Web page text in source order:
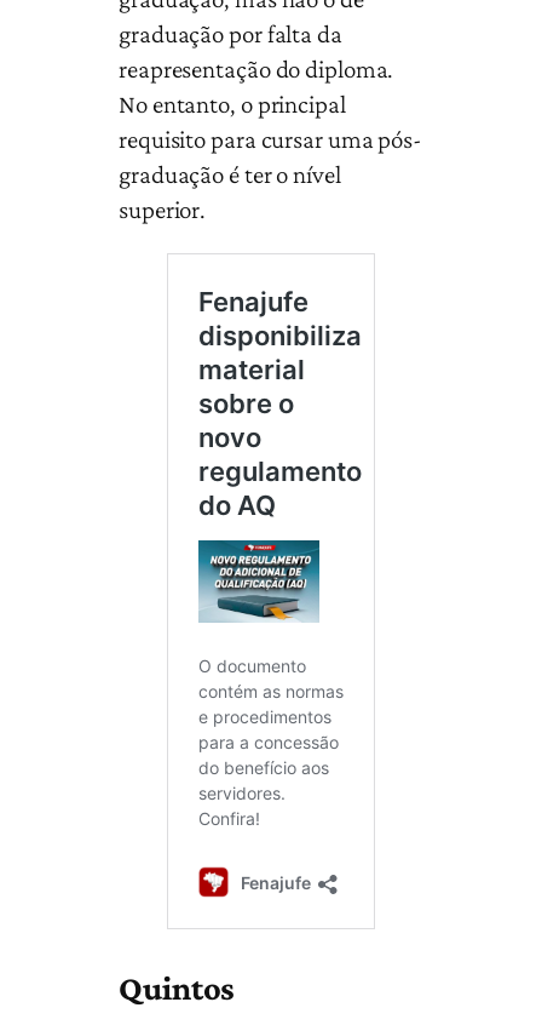
graduação por falta da
reapresentação do diploma.
No entanto, o principal
requisito para cursar uma pós-
graduação é ter o nível
superior.
Quintos